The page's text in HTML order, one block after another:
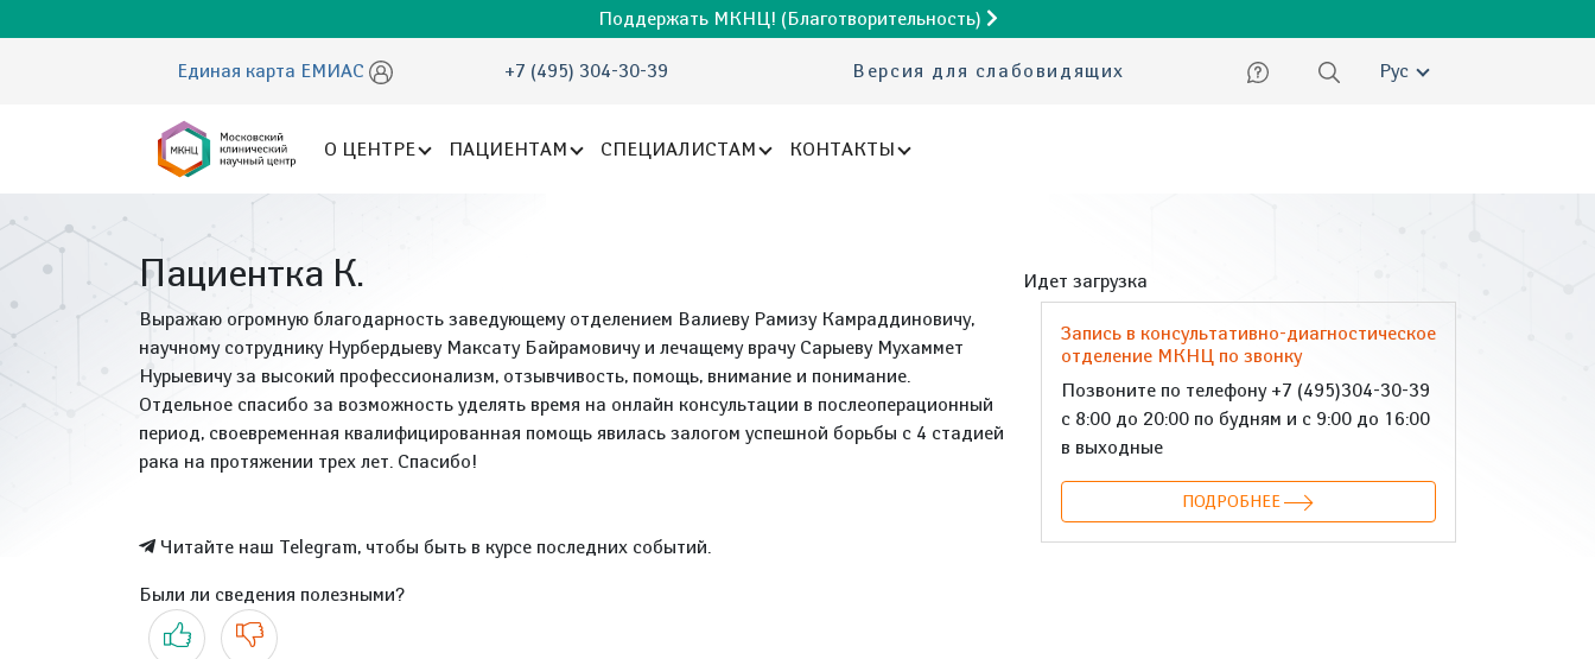
Поддержать МКНЦ! (Благотворительность)
Единая карта ЕМИАС +7 (495) 304-30-39 Версия для слабовидящих Русский
О ЦЕНТРЕ ПАЦИЕНТАМ СПЕЦИАЛИСТАМ КОНТАКТЫ
Пациентка К.
Выражаю огромную благодарность заведующему отделением Валиеву Рамизу Камраддиновичу,
научному сотруднику Нурбердыеву Максату Байрамовичу и лечащему врачу Сарыеву Мухаммет
Нурыевичу за высокий профессионализм, отзывчивость, помощь, внимание и понимание.
Отдельное спасибо за возможность уделять время на онлайн консультации в послеоперационный
период, своевременная квалифицированная помощь явилась залогом успешной борьбы с 4 стадией
рака на протяжении трех лет. Спасибо!
Читайте наш Telegram, чтобы быть в курсе последних событий.
Были ли сведения полезными?
Да Нет
Идет загрузка
Запись в консультативно-диагностическое
отделение МКНЦ по звонку
Позвоните по телефону +7 (495)304-30-39
с 8:00 до 20:00 по будням и с 9:00 до 16:00
в выходные
ПОДРОБНЕЕ